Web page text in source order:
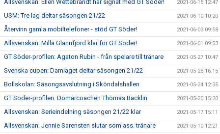
Allsvenskan: Ellen Wettebrandt har signat med GT Söder! 2021-06-15 12:47
USM: Tre lag deltar säsongen 21/22 2021-06-10 10:20
Återvinn gamla mobiltelefoner - stöd GT Söder! 2021-06-03 09:58
Allsvenskan: Milla Glännfjord klar för GT Söder! 2021-06-01 09:53
GT Söder-profilen: Agaton Rubin - från spelare till tränare 2021-05-27 10:47
Svenska cupen: Damlaget deltar säsongen 21/22 2021-05-26 16:15
Bollskolan: Säsongsavslutning i Sköndalshallen 2021-05-24 12:35
GT Söder-profilen: Domarcoachen Thomas Bäcklin 2021-05-20 15:20
Allsvenskan: Serieindelning säsongen 21/22 klar 2021-05-17 15:11
Allsvenskan: Jennie Sarensten slutar som ass. tränare 2021-05-10 12:21